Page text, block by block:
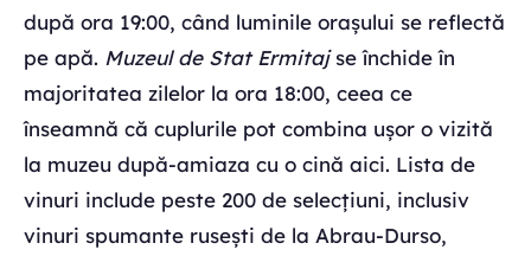
după ora 19:00, când luminile orașului se reflectă
pe apă. Muzeul de Stat Ermitajse închide în
majoritatea zilelor la ora 18:00, ceea ce
înseamnă că cuplurile pot combina ușor o vizită
la muzeu după-amiaza cu o cină aici. Lista de
vinuri include peste 200 de selecțiuni, inclusiv
vinuri spumante rusești de la Abrau-Durso,